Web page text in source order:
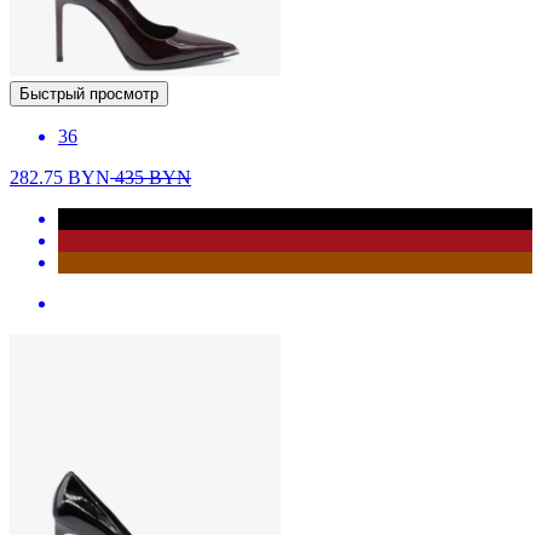
Быстрый просмотр
36
282.75 BYN435BYN